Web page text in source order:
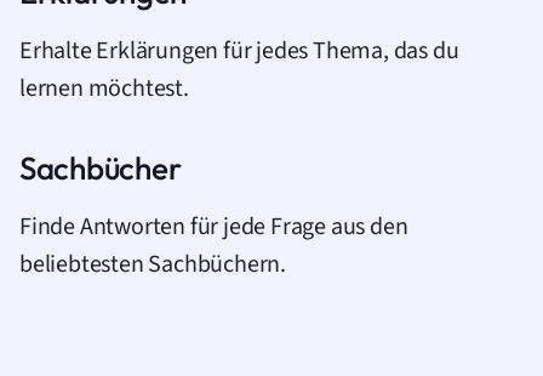
Erhalte Erklärungen für jedes Thema, das du
lernen möchtest.
Sachbücher
Finde Antworten für jede Frage aus den
beliebtesten Sachbüchern.